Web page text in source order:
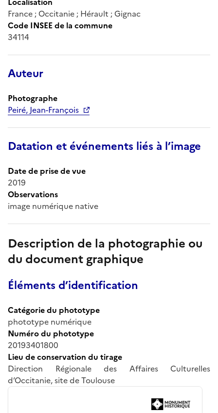
France ; Occitanie ; Hérault ; Gignac
Code INSEE de la commune
34114
Auteur
Photographe
Peiré, Jean-François
Datation et événements liés à l’image
Date de prise de vue
2019
Observations
image numérique native
Description de la photographie ou
du document graphique
Éléments d’identification
Catégorie du phototype
phototype numérique
Numéro du phototype
20193401800
Lieu de conservation du tirage
Direction Régionale des Affaires Culturelles
d’Occitanie, site de Toulouse